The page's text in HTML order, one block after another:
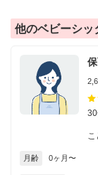
他のベビーシッ
こ
月齢 0ヶ月〜